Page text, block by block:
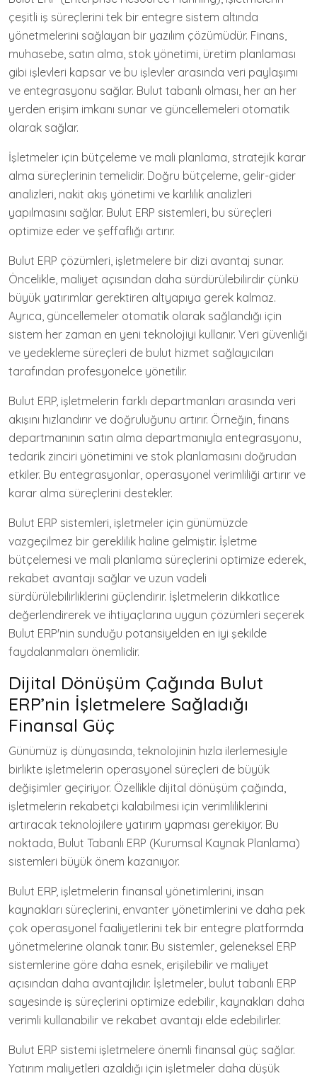
çeşitli iş süreçlerini tek bir entegre sistem altında
yönetmelerini sağlayan bir yazılım çözümüdür. Finans,
muhasebe, satın alma, stok yönetimi, üretim planlaması
gibi işlevleri kapsar ve bu işlevler arasında veri paylaşımı
ve entegrasyonu sağlar. Bulut tabanlı olması, her an her
yerden erişim imkanı sunar ve güncellemeleri otomatik
olarak sağlar.
İşletmeler için bütçeleme ve mali planlama, stratejik karar
alma süreçlerinin temelidir. Doğru bütçeleme, gelir-gider
analizleri, nakit akış yönetimi ve karlılık analizleri
yapılmasını sağlar. Bulut ERP sistemleri, bu süreçleri
optimize eder ve şeffaflığı artırır.
Bulut ERP çözümleri, işletmelere bir dizi avantaj sunar.
Öncelikle, maliyet açısından daha sürdürülebilirdir çünkü
büyük yatırımlar gerektiren altyapıya gerek kalmaz.
Ayrıca, güncellemeler otomatik olarak sağlandığı için
sistem her zaman en yeni teknolojiyi kullanır. Veri güvenliği
ve yedekleme süreçleri de bulut hizmet sağlayıcıları
tarafından profesyonelce yönetilir.
Bulut ERP, işletmelerin farklı departmanları arasında veri
akışını hızlandırır ve doğruluğunu artırır. Örneğin, finans
departmanının satın alma departmanıyla entegrasyonu,
tedarik zinciri yönetimini ve stok planlamasını doğrudan
etkiler. Bu entegrasyonlar, operasyonel verimliliği artırır ve
karar alma süreçlerini destekler.
Bulut ERP sistemleri, işletmeler için günümüzde
vazgeçilmez bir gereklilik haline gelmiştir. İşletme
bütçelemesi ve mali planlama süreçlerini optimize ederek,
rekabet avantajı sağlar ve uzun vadeli
sürdürülebilirliklerini güçlendirir. İşletmelerin dikkatlice
değerlendirerek ve ihtiyaçlarına uygun çözümleri seçerek
Bulut ERP'nin sunduğu potansiyelden en iyi şekilde
faydalanmaları önemlidir.
Dijital Dönüşüm Çağında Bulut
ERP’nin İşletmelere Sağladığı
Finansal Güç
Günümüz iş dünyasında, teknolojinin hızla ilerlemesiyle
birlikte işletmelerin operasyonel süreçleri de büyük
değişimler geçiriyor. Özellikle dijital dönüşüm çağında,
işletmelerin rekabetçi kalabilmesi için verimliliklerini
artıracak teknolojilere yatırım yapması gerekiyor. Bu
noktada, Bulut Tabanlı ERP (Kurumsal Kaynak Planlama)
sistemleri büyük önem kazanıyor.
Bulut ERP, işletmelerin finansal yönetimlerini, insan
kaynakları süreçlerini, envanter yönetimlerini ve daha pek
çok operasyonel faaliyetlerini tek bir entegre platformda
yönetmelerine olanak tanır. Bu sistemler, geleneksel ERP
sistemlerine göre daha esnek, erişilebilir ve maliyet
açısından daha avantajlıdır. İşletmeler, bulut tabanlı ERP
sayesinde iş süreçlerini optimize edebilir, kaynakları daha
verimli kullanabilir ve rekabet avantajı elde edebilirler.
Bulut ERP sistemi işletmelere önemli finansal güç sağlar.
Yatırım maliyetleri azaldığı için işletmeler daha düşük